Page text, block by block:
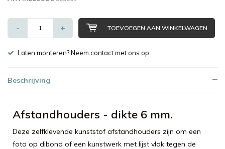
- + TOEVOEGEN AAN WINKELWAGEN
Laten monteren? Neem contact met ons op
Beschrijving
Afstandhouders - dikte 6 mm.
Deze zelfklevende kunststof afstandhouders zijn om een
foto op dibond of een kunstwerk met lijst vlak tegen de